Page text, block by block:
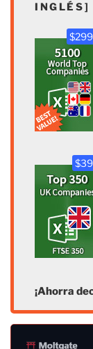
INGLÉS]
¡Ahorra